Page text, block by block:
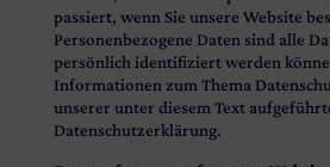
passiert, wenn Sie unsere Website
Personenbezogene Daten sind alle
persönlich identifiziert werden
Informationen zum Thema
unserer unter diesem Text
Datenschutzerklärung.